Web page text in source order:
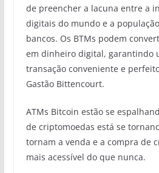
de preencher a lacuna entre a
digitais do mundo e a
bancos. Os BTMs podem
em dinheiro digital, garantindo
transação conveniente e
Gastão Bittencourt.
ATMs Bitcoin estão se
de criptomoedas está se
tornam a venda e a compra de
mais acessível do que nunca.